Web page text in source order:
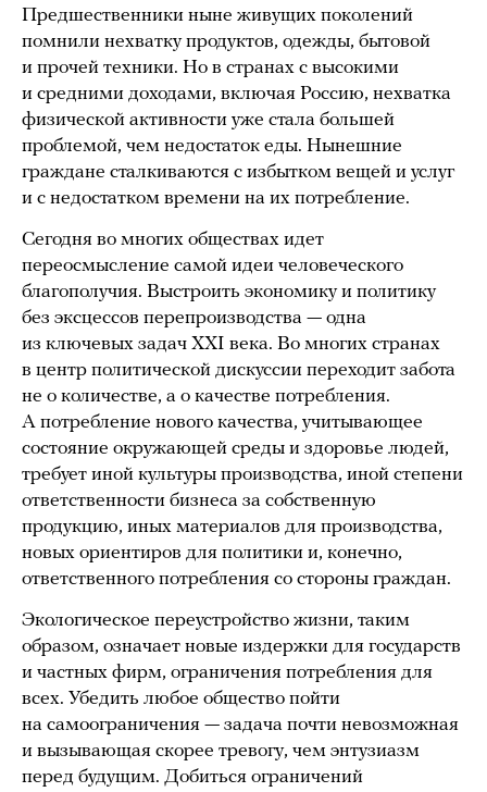
Предшественники ныне живущих поколений
помнили нехватку продуктов, одежды, бытовой
и прочей техники. Но в странах с высокими
и средними доходами, включая Россию, нехватка
физической активности уже стала большей
проблемой, чем недостаток еды. Нынешние
граждане сталкиваются с избытком вещей и услуг
и с недостатком времени на их потребление.
Сегодня во многих обществах идет
переосмысление самой идеи человеческого
благополучия. Выстроить экономику и политику
без эксцессов перепроизводства — одна
из ключевых задач XXI века. Во многих странах
в центр политической дискуссии переходит забота
не о количестве, а о качестве потребления.
А потребление нового качества, учитывающее
состояние окружающей среды и здоровье людей,
требует иной культуры производства, иной степени
ответственности бизнеса за собственную
продукцию, иных материалов для производства,
новых ориентиров для политики и, конечно,
ответственного потребления со стороны граждан.
Экологическое переустройство жизни, таким
образом, означает новые издержки для государств
и частных фирм, ограничения потребления для
всех. Убедить любое общество пойти
на самоограничения — задача почти невозможная
и вызывающая скорее тревогу, чем энтузиазм
перед будущим. Добиться ограничений